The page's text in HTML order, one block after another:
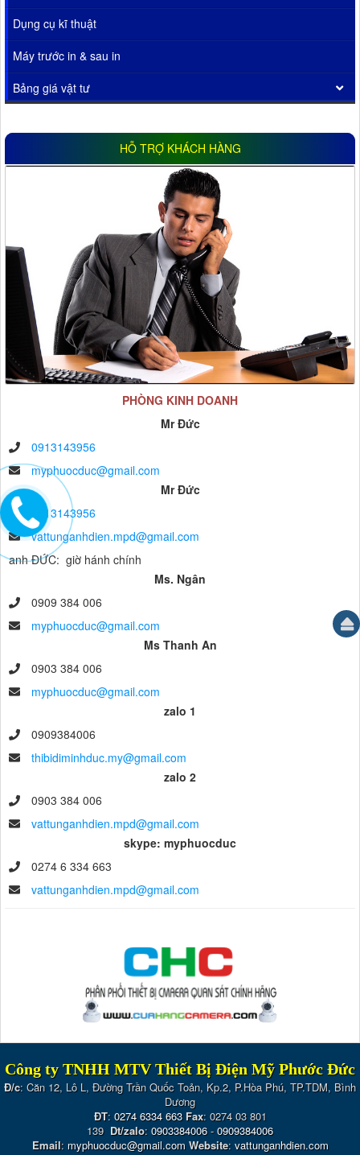
Dụng cụ kĩ thuật
Máy trước in & sau in
Bảng giá vật tư
HỖ TRỢ KHÁCH HÀNG
PHÒNG KINH DOANH
Mr Đức
0913143956
myphuocduc@gmail.com
Mr Đức
0913143956
vattunganhdien.mpd@gmail.com
anh ĐỨC: giờ hánh chính
Ms. Ngân
0909 384 006
myphuocduc@gmail.com
Ms Thanh An
0903 384 006
myphuocduc@gmail.com
zalo 1
0909384006
thibidiminhduc.my@gmail.com
zalo 2
0903 384 006
vattunganhdien.mpd@gmail.com
skype: myphuocduc
0274 6 334 663
vattunganhdien.mpd@gmail.com
Công ty TNHH MTV Thiết Bị Điện Mỹ Phước Đức
Đ/c: Căn 12, Lô L, Đường Trần Quốc Toản, Kp.2, P.Hòa Phú, TP.TDM, Bình
Dương
ĐT: 0274 6334 663 Fax: 0274 03 801
139 Dt/zalo: 0903384006-0909384006
Email: myphuocduc@gmail.com Website: vattunganhdien.com